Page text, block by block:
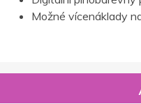
Možné vícenáklady